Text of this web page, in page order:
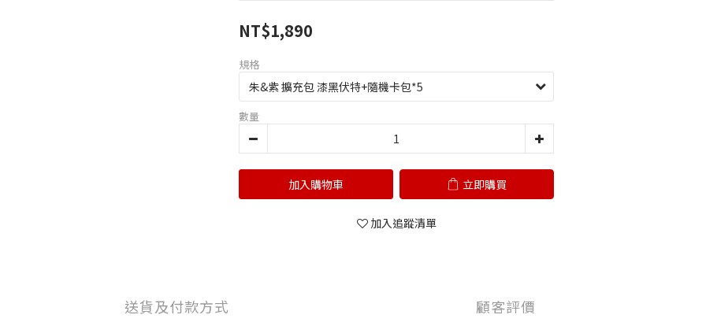
NT$1,890
規格
數量
加入購物車 立即購買
加入追蹤清單
送貨及付款方式 顧客評價